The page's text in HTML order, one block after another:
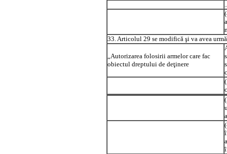
33. Articolul 29 se modifică şi va avea
„Autorizarea folosirii armelor care fac
obiectul dreptului de deţinere